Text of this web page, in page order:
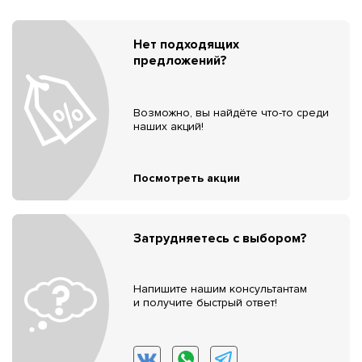
Нет подходящих
предложений?
Возможно, вы найдёте что-то среди
наших акций!
Посмотреть акции
Затрудняетесь с выбором?
Напишите нашим консультантам
и получите быстрый ответ!